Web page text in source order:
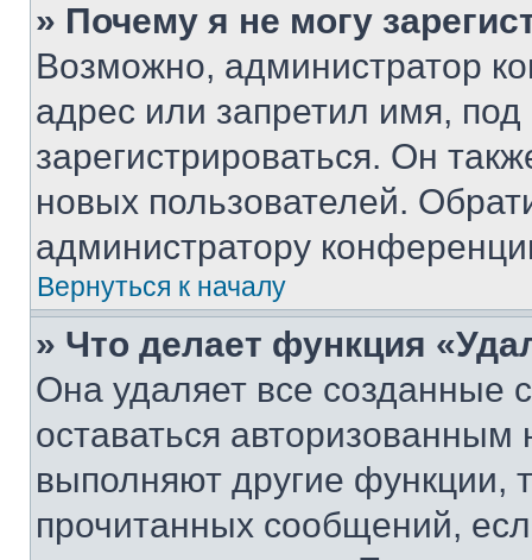
» Почему я не могу
Возможно, администратор
адрес или запретил имя,
зарегистрироваться. Он
новых пользователей.
администратору
Вернуться к началу
» Что делает функция
Она удаляет все созданные
оставаться
выполняют другие функции,
прочитанных сообщений,